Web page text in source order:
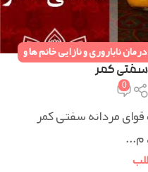
درمان ناباروری و نازایی خانم ها و
سفتی کمر
0
مردانه سفتی کمر
م...